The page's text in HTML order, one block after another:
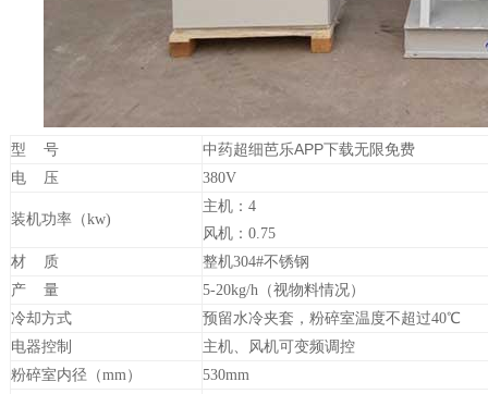
型 号 中药超细芭乐APP下载无限免费
电 压 380V
装机功率（kw)
主机：4
风机：0.75
材 质
整机304#不锈钢
产 量
5-20kg/h （视物料情况）
冷却方式
预留水冷夹套，粉碎室温度不超过40℃
电器控制
主机、风机可变频调控
粉碎室内径（mm）
530mm